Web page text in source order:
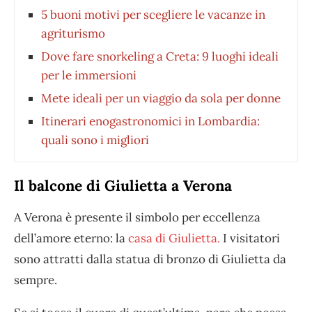
5 buoni motivi per scegliere le vacanze in
agriturismo
Dove fare snorkeling a Creta: 9 luoghi ideali
per le immersioni
Mete ideali per un viaggio da sola per donne
Itinerari enogastronomici in Lombardia:
quali sono i migliori
Il balcone di Giulietta a Verona
A Verona è presente il simbolo per eccellenza
dell’amore eterno: lacasa di Giulietta. I visitatori
sono attratti dalla statua di bronzo di Giulietta da
sempre.